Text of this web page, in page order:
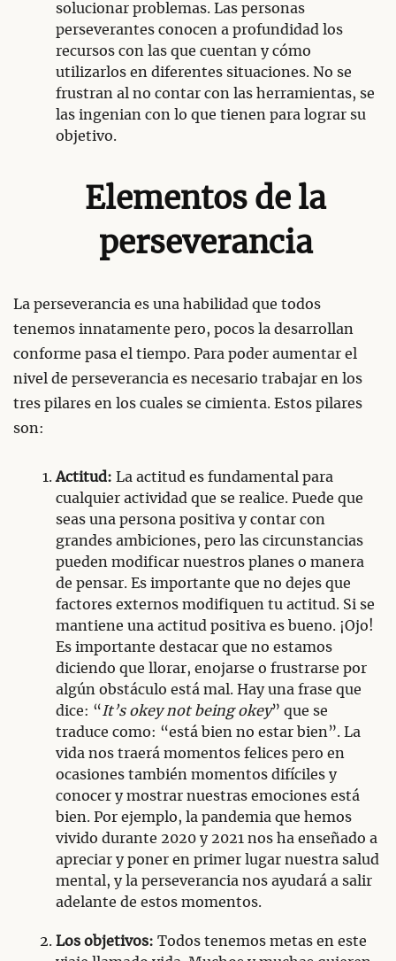
solucionar problemas. Las personas
perseverantes conocen a profundidad los
recursos con las que cuentan y cómo
utilizarlos en diferentes situaciones. No se
frustran al no contar con las herramientas, se
las ingenian con lo que tienen para lograr su
objetivo.
Elementos de la
perseverancia
La perseverancia es una habilidad que todos
tenemos innatamente pero, pocos la desarrollan
conforme pasa el tiempo. Para poder aumentar el
nivel de perseverancia es necesario trabajar en los
tres pilares en los cuales se cimienta. Estos pilares
son:
Actitud: La actitud es fundamental para
cualquier actividad que se realice. Puede que
seas una persona positiva y contar con
grandes ambiciones, pero las circunstancias
pueden modificar nuestros planes o manera
de pensar. Es importante que no dejes que
factores externos modifiquen tu actitud. Si se
mantiene una actitud positiva es bueno. ¡Ojo!
Es importante destacar que no estamos
diciendo que llorar, enojarse o frustrarse por
algún obstáculo está mal. Hay una frase que
dice: “It’s okey not being okey” que se
traduce como: “está bien no estar bien”. La
vida nos traerá momentos felices pero en
ocasiones también momentos difíciles y
conocer y mostrar nuestras emociones está
bien. Por ejemplo, la pandemia que hemos
vivido durante 2020 y 2021 nos ha enseñado a
apreciar y poner en primer lugar nuestra salud
mental, y la perseverancia nos ayudará a salir
adelante de estos momentos.
Los objetivos: Todos tenemos metas en este